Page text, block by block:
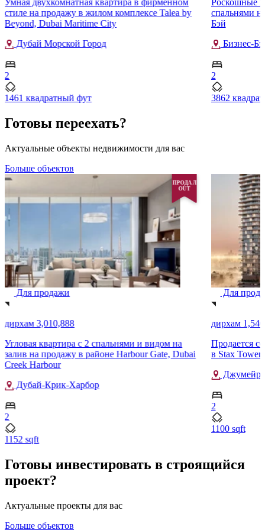
Умная двухкомнатная квартира в фирменном
стиле на продажу в жилом комплексе Talea by
Beyond, Dubai Maritime City
Дубай Морской Город
2
1461 квадратный фут
Роскошные
спальнями
Бэй
Бизнес-
2
3862
Готовы переехать?
Актуальные объекты недвижимости для вас
Больше объектов
ПРОДАЛ
OUT
Для продажи
дирхам 3,010,888
Угловая квартира с 2 спальнями и видом на
залив на продажу в районе Harbour Gate, Dubai
Creek Harbour
Дубай-Крик-Харбор
2
1152 sqft
Для
дирхам
Продается
в Stax Tower
2
1100 sqft
Готовы инвестировать в строящийся
проект?
Актуальные проекты для вас
Больше объектов